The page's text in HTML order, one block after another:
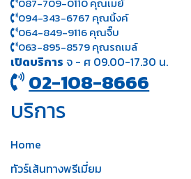
094-343-6767 คุณนิ้งค์
064-849-9116 คุณจิ๊บ
063-895-8 579คุณรถเมล์
เปิดบริการ จ - ศ 09.00-17.30 น.
02-108-8666
บริการ
Home
ทัวร์เส้นทางพรีเมี่ยม